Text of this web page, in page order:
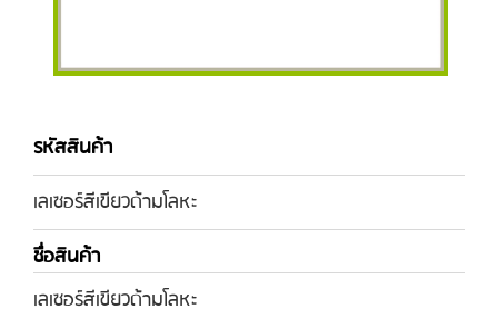
รหัสสินค้า
เลเซอร์สีเขียวด้ามโลหะ
ชื่อสินค้า
เลเซอร์สีเขียวด้ามโลหะ